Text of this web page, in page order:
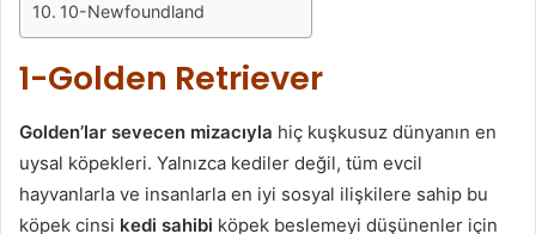
10-Newfoundland
1-Golden Retriever
Golden’lar sevecen mizacıyla hiç kuşkusuz dünyanın en
uysal köpekleri. Yalnızca kediler değil, tüm evcil
hayvanlarla ve insanlarla en iyi sosyal ilişkilere sahip bu
köpek cinsi kedi sahibi köpek beslemeyi düşünenler için